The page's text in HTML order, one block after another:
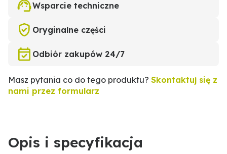
Wsparcie techniczne
Oryginalne części
Odbiór zakupów 24/7
Masz pytania co do tego produktu? Skontaktuj się z
nami przez formularz
Opis i specyfikacja